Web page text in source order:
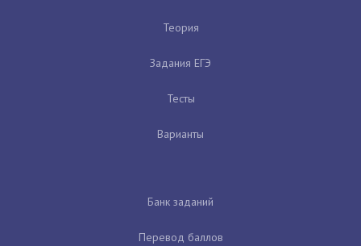
Теория
Задания ЕГЭ
Тесты
Варианты
Банк заданий
Перевод баллов